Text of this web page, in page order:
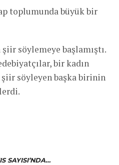
toplumunda büyük bir
söylemeye başlamıştı.
bir kadın
söyleyen başka birinin
SAYISI’NDA…